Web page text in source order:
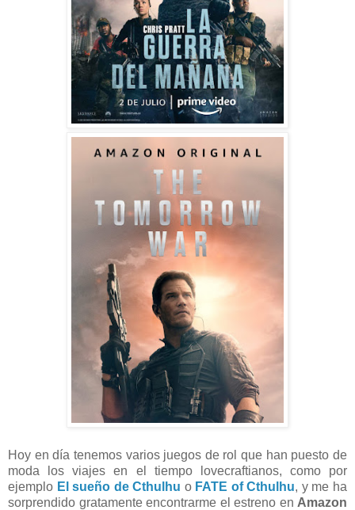
Hoy en día tenemos varios juegos de rol que han puesto de
moda los viajes en el tiempo lovecraftianos, como por
ejemplo El sueño de Cthulhu o FATE of Cthulhu, y me ha
sorprendido gratamente encontrarme el estreno en Amazon